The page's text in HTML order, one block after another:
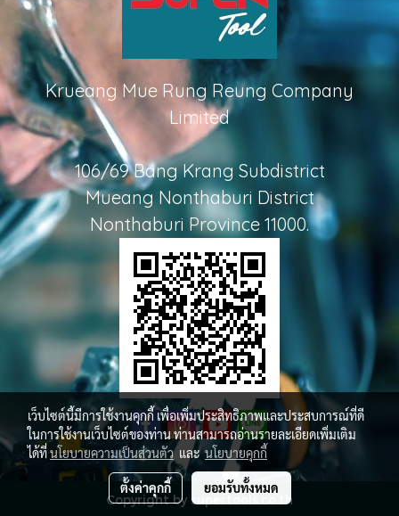
Krueang Mue Rung Reung Company
Limited
106/69 Bang Krang Subdistrict
Mueang Nonthaburi District
Nonthaburi Province 11000.
Copyright by supertools.co.th
เว็บไซต์นี้มีการใช้งานคุกกี้ เพื่อเพิ่มประสิทธิภาพและประสบการณ์ที่ดี
ในการใช้งานเว็บไซต์ของท่าน ท่านสามารถอ่านรายละเอียดเพิ่มเติม
ได้ที่นโยบายความเป็นส่วนตัวและนโยบายคุกกี้
ตั้งค่าคุกกี้ ยอมรับทั้งหมด